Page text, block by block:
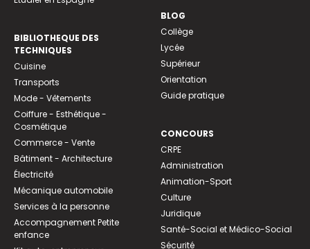
BIBLIOTHEQUE DES
TECHNIQUES
Cuisine
Transports
Mode - Vêtements
Coiffure - Esthétique -
Cosmétique
Commerce - Vente
Bâtiment - Architecture
Électricité
Mécanique automobile
Services à la personne
Accompagnement Petite
enfance
BLOG
Collège
Lycée
Supérieur
Orientation
Guide pratique
CONCOURS
CRPE
Administration
Animation-Sport
Culture
Juridique
Santé-Social et Médico-Social
Sécurité